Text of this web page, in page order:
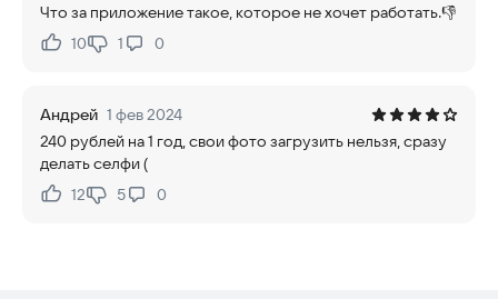
Что за приложение такое, которое не хочет работать.👎
Нравится:
10Не нравится:
1 0
Андрей 1 фев 2024
240 рублей на 1 год, свои фото загрузить нельзя, сразу
делать селфи (
Нравится:
12Не нравится:
5 0